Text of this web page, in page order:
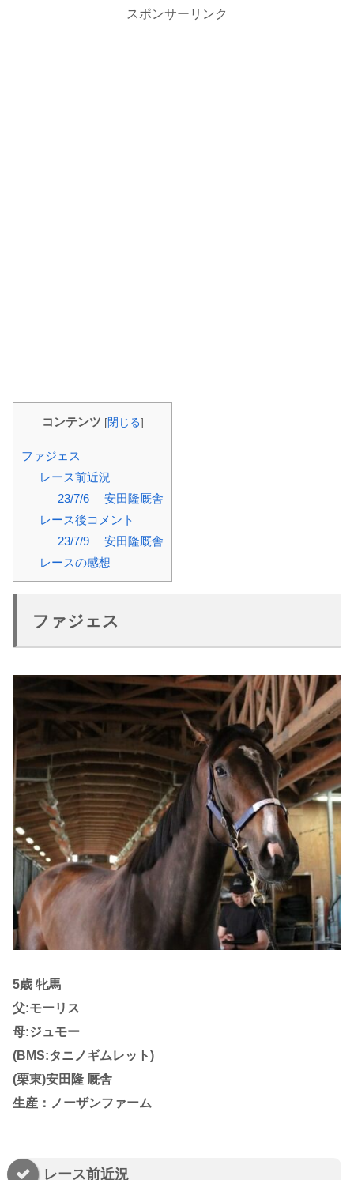
スポンサーリンク
コンテンツ [閉じる]
ファジェス
レース前近況
23/7/6 安田隆厩舎
レース後コメント
23/7/9 安田隆厩舎
レースの感想
ファジェス
5歳 牝馬
父:モーリス
母:ジュモー
(BMS:タニノギムレット)
(栗東)安田隆 厩舎
生産：ノーザンファーム
レース前近況